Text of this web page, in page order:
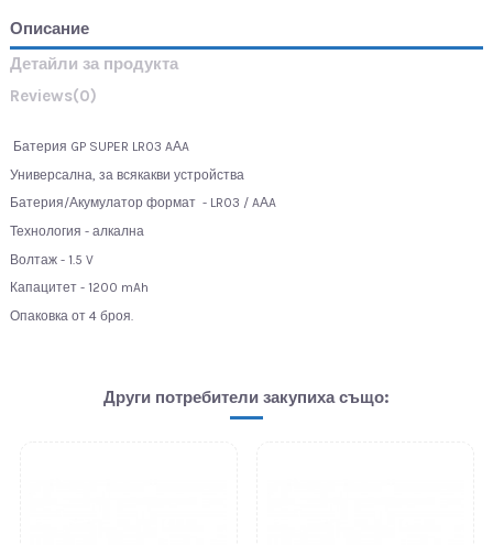
Описание
Детайли за продукта
Reviews(0)
Батерия GP SUPER LR03 AАA
Универсална, за всякакви устройства
Батерия/Акумулатор формат - LR03 / AАA
Технология - алкална
Волтаж - 1.5 V
Капацитет - 1200 mAh
Опаковка от 4 броя.
Други потребители закупиха също: